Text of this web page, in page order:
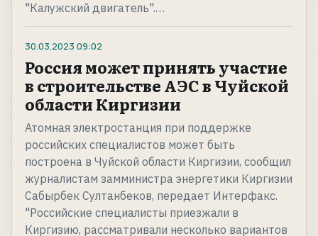
"Калужский двигатель".…
30.03.2023 09:02
Россия может принять участие
в строительстве АЭС в Чуйской
области Киргизии
Атомная электростанция при поддержке
российских специалистов может быть
построена в Чуйской области Киргизии, сообщил
журналистам замминистра энергетики Киргизии
Сабырбек Султанбеков, передает Интерфакс.
"Российские специалисты приезжали в
Киргизию, рассматривали несколько вариантов